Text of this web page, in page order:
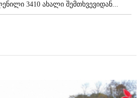
3410 ახალი შემთხვევიდან...